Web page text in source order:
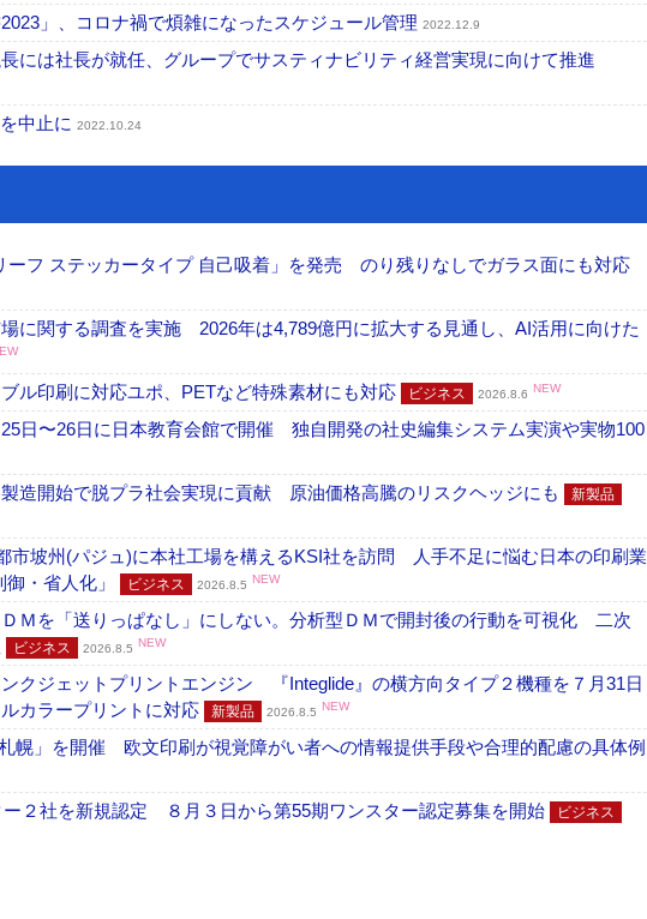
」、コロナ禍で煩雑になったスケジュール管理 2022.12.9
は社長が就任、グループでサスティナビリティ経営実現に向けて推進
中止に 2022.10.24
フ ステッカータイプ 自己吸着」を発売 のり残りなしでガラス面にも対応
に関する調査を実施 2026年は4,789億円に拡大する見通し、AI活用に向けた
ル印刷に対応ユポ、PETなど特殊素材にも対応 ビジネス 2026.8.6 NEW
日〜26日に日本教育会館で開催 独自開発の社史編集システム実演や実物100
造開始で脱プラ社会実現に貢献 原油価格高騰のリスクヘッジにも 新製品
市坡州(パジュ)に本社工場を構えるKSI社を訪問 人手不足に悩む日本の印刷業
・省人化」
ビジネス 2026.8.5 NEW
Ｍを「送りっぱなし」にしない。分析型ＤＭで開封後の行動を可視化 二次
ビジネス 2026.8.5 NEW
クジェットプリントエンジン 『Integlide』の横方向タイプ２機種を７月31日
カラープリントに対応
新製品 2026.8.5 NEW
幌」を開催 欧文印刷が視覚障がい者への情報提供手段や合理的配慮の具体例
２社を新規認定 ８月３日から第55期ワンスター認定募集を開始 ビジネス